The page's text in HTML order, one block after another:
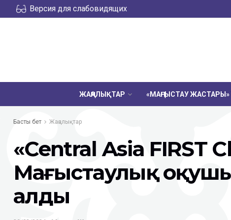
Версия для слабовидящих
ЖАҢАЛЫҚТАР «МАҢҒЫСТАУ
Басты бет Жаңалықтар
«Central Asia FIRST
Маңғыстаулық
алды